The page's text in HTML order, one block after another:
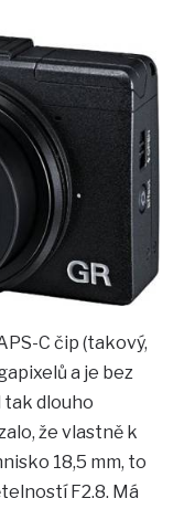
C čip (takový,
a je bez
dlouho
že vlastně k
18,5 mm, to
F2.8. Má